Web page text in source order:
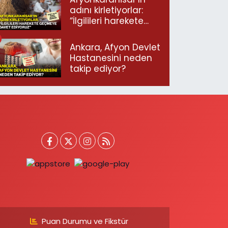
adını kirletiyorlar:
“İlgilileri harekete
ediyoruz”
Ankara, Afyon Devlet
Hastanesini neden
takip ediyor?
Puan Durumu ve Fikstür